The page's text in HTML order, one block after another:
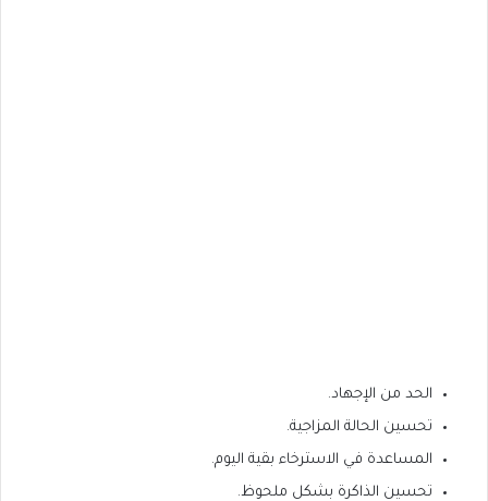
الحد من الإجهاد.
تحسين الحالة المزاجية.
المساعدة في الاسترخاء بقية اليوم.
تحسين الذاكرة بشكل ملحوظ.